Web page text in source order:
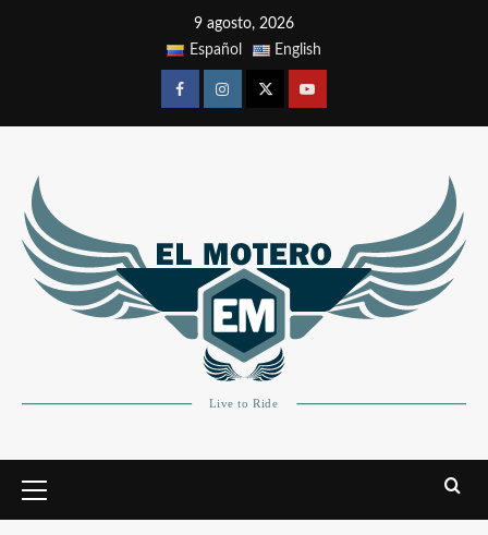
9 agosto, 2026
Español
English